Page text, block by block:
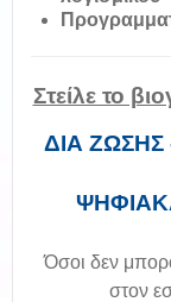
Στείλε το
ΔΙΑ ΖΩΣΗΣ
Όσοι δεν
στον